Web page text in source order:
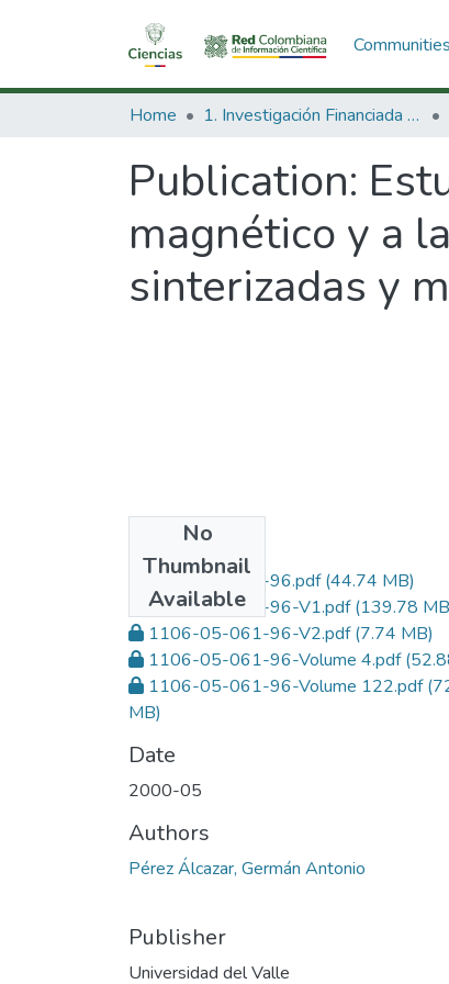
Home 1. Investigación Financiada con Recursos Públicos
Publication:
magnético y a
sinterizadas y
No
Thumbnail
Available
1106-05-061-96.pdf(44.74 MB)
1106-05-061-96-V1.pdf(139.78
1106-05-061-96-V2.pdf(7.74 MB)
1106-05-061-96-Volume 4.pdf
1106-05-061-96-Volume 122.pdf
MB)
Date
2000-05
Authors
Pérez Álcazar, Germán Antonio
Publisher
Universidad del Valle